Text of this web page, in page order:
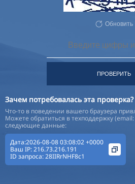
Обновить
ПРОВЕРИТЬ
Зачем потребовалась эта проверка?
Что-то в поведении вашего браузера
Можете обратиться в техподдержку (email:
следующие данные:
Дата:2026-08-08 03:08:02 +0000
Ваш IP:216.73.216.191
ID запроса:28IIRrNHF8c1